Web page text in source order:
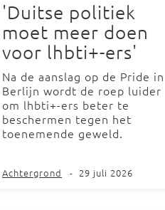
'Duitse politiek
moet meer doen
voor lhbti+-ers'
Na de aanslag op de Pride in
Berlijn wordt de roep luider
om lhbti+-ers beter te
beschermen tegen het
toenemende geweld.
Achtergrond - 29 juli 2026